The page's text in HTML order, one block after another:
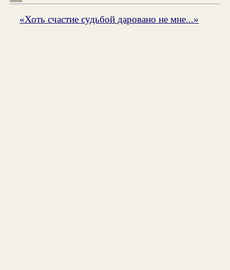
«Хоть счастие судьбой даровано не мне...»